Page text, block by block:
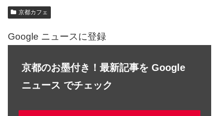
京都カフェ
Google ニュースに登録
京都のお墨付き！最新記事を Google
ニュース でチェック